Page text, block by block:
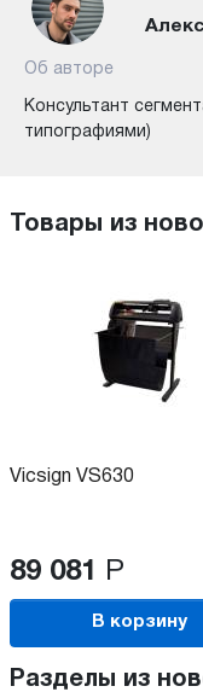
Об авторе
Консультант
типографиями)
Товары из
Vicsign VS630
89 081 Р
В корзину
Разделы из